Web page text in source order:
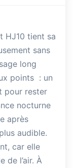
HJ10 tient sa
sans
long
points : un
pour rester
nocturne
après
audible.
car elle
de l’air. À